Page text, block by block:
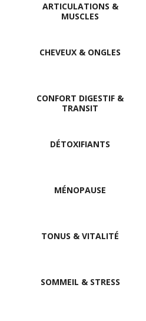
ARTICULATIONS &
MUSCLES
CHEVEUX & ONGLES
CONFORT DIGESTIF &
TRANSIT
DÉTOXIFIANTS
MÉNOPAUSE
TONUS & VITALITÉ
SOMMEIL & STRESS